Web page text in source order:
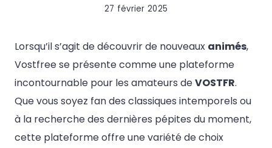
27 février 2025
Lorsqu’il s’agit de découvrir de nouveaux animés,
Vostfree se présente comme une plateforme
incontournable pour les amateurs deVOSTFR.
Que vous soyez fan des classiques intemporels ou
à la recherche des dernières pépites du moment,
cette plateforme offre une variété de choix